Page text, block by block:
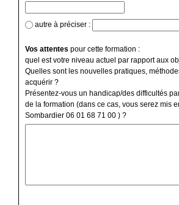
autre à préciser :
Vos attentes pour cette formation :
quel est votre niveau actuel par rapport aux
Quelles sont les nouvelles pratiques,
acquérir ?
Présentez-vous un handicap/des difficultés
de la formation (dans ce cas, vous serez mis
Sombardier 06 01 68 71 00 ) ?